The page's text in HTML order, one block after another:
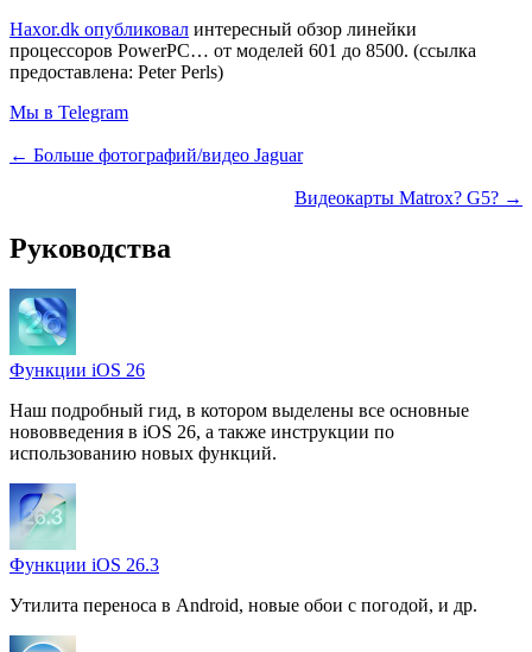
Haxor.dk опубликовал интересный обзор линейки
процессоров PowerPC… от моделей 601 до 8500. (ссылка
предоставлена: Peter Perls)
Мы в Telegram
← Больше фотографий/видео Jaguar
Видеокарты Matrox? G5? →
Руководства
Функции iOS 26
Наш подробный гид, в котором выделены все основные
нововведения в iOS 26, а также инструкции по
использованию новых функций.
Функции iOS 26.3
Утилита переноса в Android, новые обои с погодой, и др.